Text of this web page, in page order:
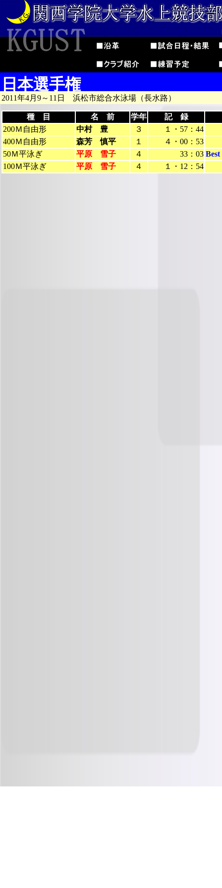
日本選手権
2011年4月9～11日 浜松市総合水泳場（長水路）
種 目 名 前 学年
記 録
200Ｍ自由形
中村 豊 ３
１・57：44
400Ｍ自由形
森芳 慎平 １
４・00：53
50Ｍ平泳ぎ
平原 雪子 ４ 33：03 Best
100Ｍ平泳ぎ
平原 雪子 ４ １・12：54